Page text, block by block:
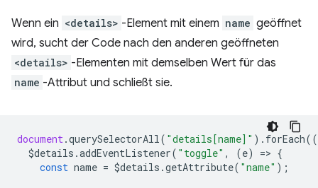
Wenn ein <details> -Element mit einem name geöffnet
wird, sucht der Code nach den anderen geöffneten
<details> -Elementen mit demselben Wert für das
name -Attribut und schließt sie.
document.querySelectorAll( "details[name]" ). forEach((
$details .addEventListener( "toggle" , (e) => {
const name = $details .getAttribute( "name" );